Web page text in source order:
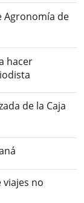
Agronomía de
hacer
de la Caja
no